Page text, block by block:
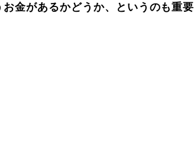
金があるかどうか、というのも重